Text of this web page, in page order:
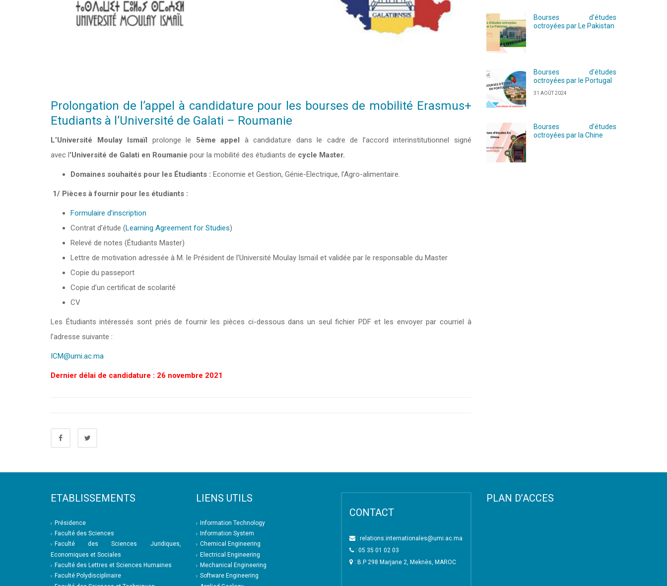
Prolongation de l’appel à candidature pour les bourses de mobilité Erasmus+
Etudiants à l’Université de Galati – Roumanie
L’Université Moulay Ismaïl prolonge le 5ème appel à candidature dans le cadre de l’accord interinstitutionnel signé
avec l’Université de Galati en Roumanie pour la mobilité des étudiants de cycle Master.
Domaines souhaités pour les Étudiants : Economie et Gestion, Génie-Electrique, l’Agro-alimentaire.
1/ Pièces à fournir pour les étudiants :
Formulaire d’inscription
Contrat d’étude (Learning Agreement for Studies)
Relevé de notes (Étudiants Master)
Lettre de motivation adressée à M. le Président de l’Université Moulay Ismaïl et validée par le responsable du Master
Copie du passeport
Copie d’un certificat de scolarité
CV
Les Étudiants intéressés sont priés de fournir les pièces ci-dessous dans un seul fichier PDF et les envoyer par courriel à
l’adresse suivante :
ICM@umi.ac.ma
Dernier délai de candidature : 26 novembre 2021
Bourses d’études
octroyées par Le Pakistan
Bourses d’études
octroyées par le Portugal
31 AOÛT 2024
Bourses d’études
octroyées par la Chine
ETABLISSEMENTS
Présidence
Faculté des Sciences
Faculté des Sciences Juridiques,
Economiques et Sociales
Faculté des Lettres et Sciences Humaines
Faculté Polydisciplinaire
LIENS UTILS
Information Technology
Information System
Chemical Engineering
Electrical Engineering
Mechanical Engineering
Software Engineering
CONTACT
: relations.internationales@umi.ac.ma
: 05 35 01 02 03
: B.P 298 Marjane 2, Meknès, MAROC
PLAN D’ACCES